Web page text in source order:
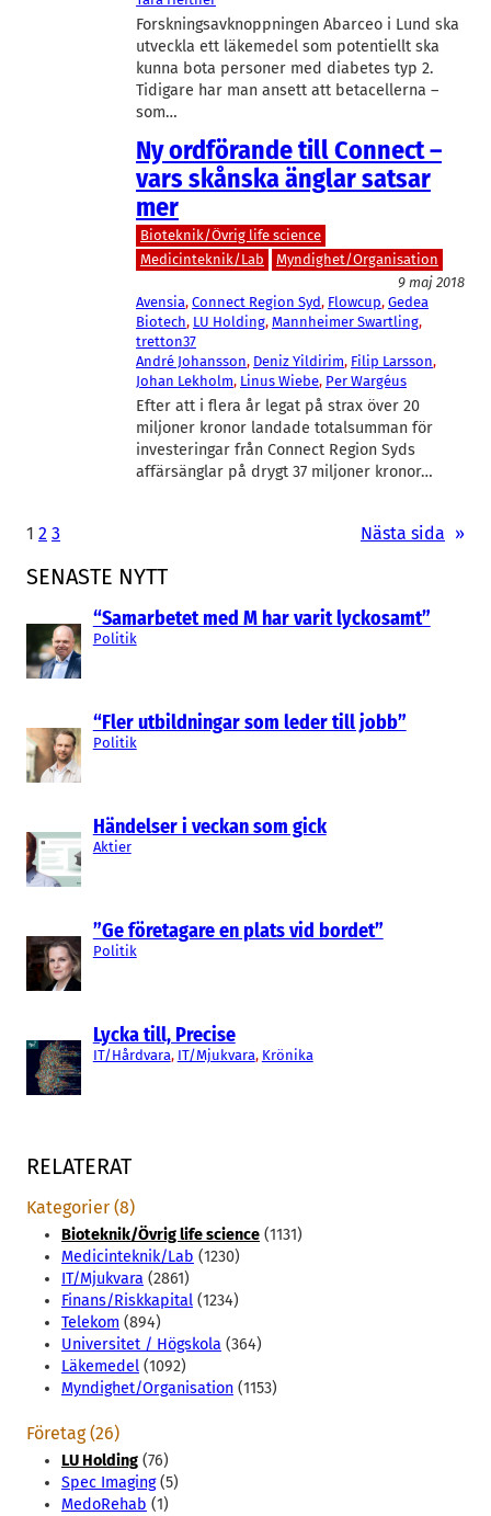
SENASTE NYTT
“Samarbetet med M har varit lyckosamt”
Politik
“Fler utbildningar som leder till jobb”
Politik
Händelser i veckan som gick
Aktier
”Ge företagare en plats vid bordet”
Politik
Lycka till, Precise
IT/Hårdvara, IT/Mjukvara, Krönika
Forskningsavknoppningen Abarceo i Lund ska
utveckla ett läkemedel som potentiellt ska
kunna bota personer med diabetes typ 2.
Tidigare har man ansett att betacellerna –
som…
Ny ordförande till Connect –
vars skånska änglar satsar
mer
Bioteknik/Övrig life science
Medicinteknik/Lab
Myndighet/Organisation
9 maj 2018
Avensia, Connect Region Syd, Flowcup, Gedea
Biotech, LU Holding, Mannheimer Swartling
tretton37
André Johansson, Deniz Yildirim, Filip Larsson
Johan Lekholm, Linus Wiebe, Per Wargéus
Efter att i flera år legat på strax över 20
miljoner kronor landade totalsumman för
investeringar från Connect Region Syds
affärsänglar på drygt 37 miljoner kronor…
1 2 3 Nästa sida »
RELATERAT
Kategorier (8)
Bioteknik/Övrig life science (1131)
Medicinteknik/Lab (1230)
IT/Mjukvara (2861)
Finans/Riskkapital (1234)
Telekom (894)
Universitet / Högskola (364)
Läkemedel (1092)
Myndighet/Organisation (1153)
Företag (26)
LU Holding (76)
Spec Imaging(5)
MedoRehab (1)